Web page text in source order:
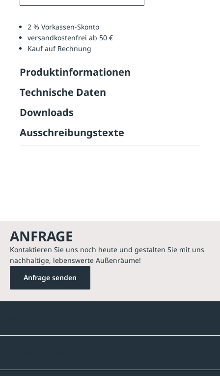
2 % Vorkassen-Skonto
versandkostenfrei ab 50 €
Kauf auf Rechnung
Produktinformationen
Technische Daten
Downloads
Ausschreibungstexte
ANFRAGE
Kontaktieren Sie uns noch heute und gestalten Sie mit uns
nachhaltige, lebenswerte Außenräume!
Anfrage senden